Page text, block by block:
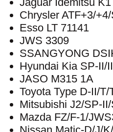
Chrysler ATF+3/
Esso LT 71141
JWS 3309
SSANGYONG
Hyundai Kia SP-II/
JASO M315 1A
Toyota Type D-II/T/
Mitsubishi J2/SP-
Mazda FZ/F-1/